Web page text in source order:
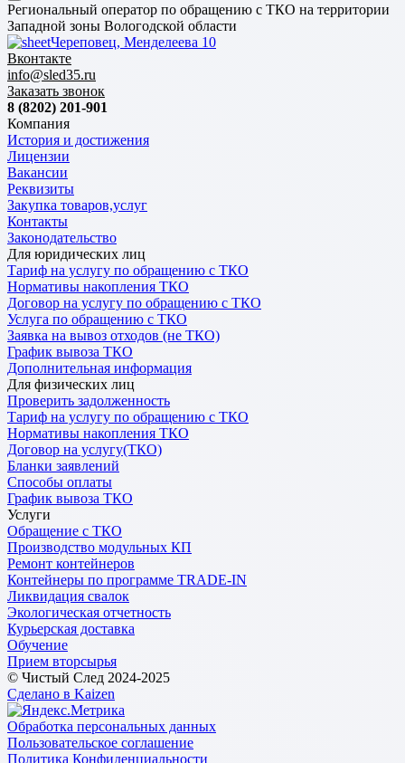
Региональный оператор по обращению с ТКО на территории
Западной зоны Вологодской области
Череповец, Менделеева 10
Вконтакте
info@sled35.ru
Заказать звонок
8 (8202) 201-901
Компания
История и достижения
Лицензии
Вакансии
Реквизиты
Закупка товаров,услуг
Контакты
Законодательство
Для юридических лиц
Тариф на услугу по обращению с ТКО
Нормативы накопления ТКО
Договор на услугу по обращению с ТКО
Услуга по обращению с ТКО
Заявка на вывоз отходов (не ТКО)
График вывоза ТКО
Дополнительная информация
Для физических лиц
Проверить задолженность
Тариф на услугу по обращению с ТКО
Нормативы накопления ТКО
Договор на услугу(ТКО)
Бланки заявлений
Способы оплаты
График вывоза ТКО
Услуги
Обращение с ТКО
Производство модульных КП
Ремонт контейнеров
Контейнеры по программе TRADE-IN
Ликвидация свалок
Экологическая отчетность
Курьерская доставка
Обучение
Прием вторсырья
© Чистый След 2024-2025
Сделано в Kaizen
Обработка персональных данных
Пользовательское соглашение
Политика Конфиденциальности